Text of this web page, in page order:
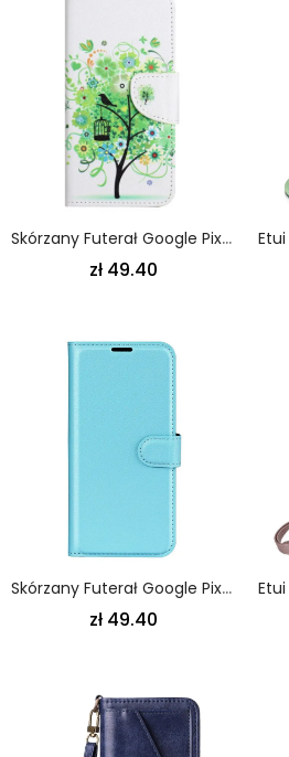
Skórzany Futerał Google Pixel 10a Etui Na Telefon Zielone Drzewo
zł 49.40
Skórzany Futerał Google Pixel 10a Etui Na Telefon Klasyczna Sztuczna Skóra Liczi
zł 49.40